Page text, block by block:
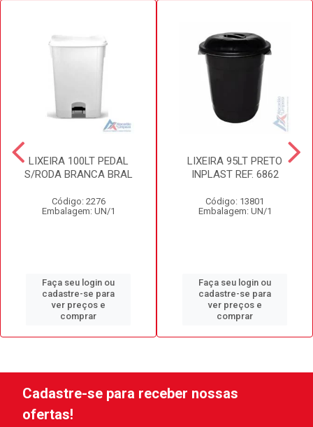
LIXEIRA 100LT PEDAL
S/RODA BRANCA BRAL
Código: 2276
Embalagem: UN/1
Faça seu login ou
cadastre-se para
ver preços e
comprar
LIXEIRA 95LT PRETO
INPLAST REF. 6862
Código: 13801
Embalagem: UN/1
Faça seu login ou
cadastre-se para
ver preços e
comprar
Cadastre-se para receber nossas
ofertas!